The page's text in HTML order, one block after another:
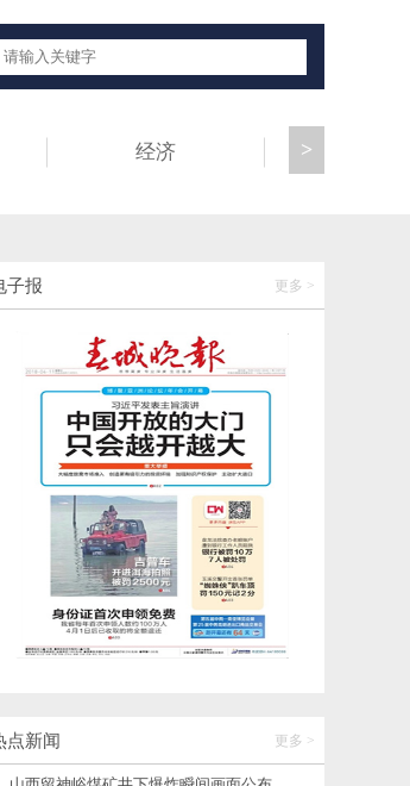
经济 >
子报 更多 >
点新闻 更多 >
2026-05-25 15:43:39
成都一网红打卡点被曝女厕所藏针孔摄像
“死了么”App改名“在么在么”，按下一键呼救
按钮，孩子、社区都能知道
2026-05-25 15:05:35
国际油价，暴跌！
2026-05-25 14:25:30
985博士为间谍偷拍涉密资料，被判15年
2026-05-25 14:05:38
玉溪市中山医院成功开展消化内镜机器人辅